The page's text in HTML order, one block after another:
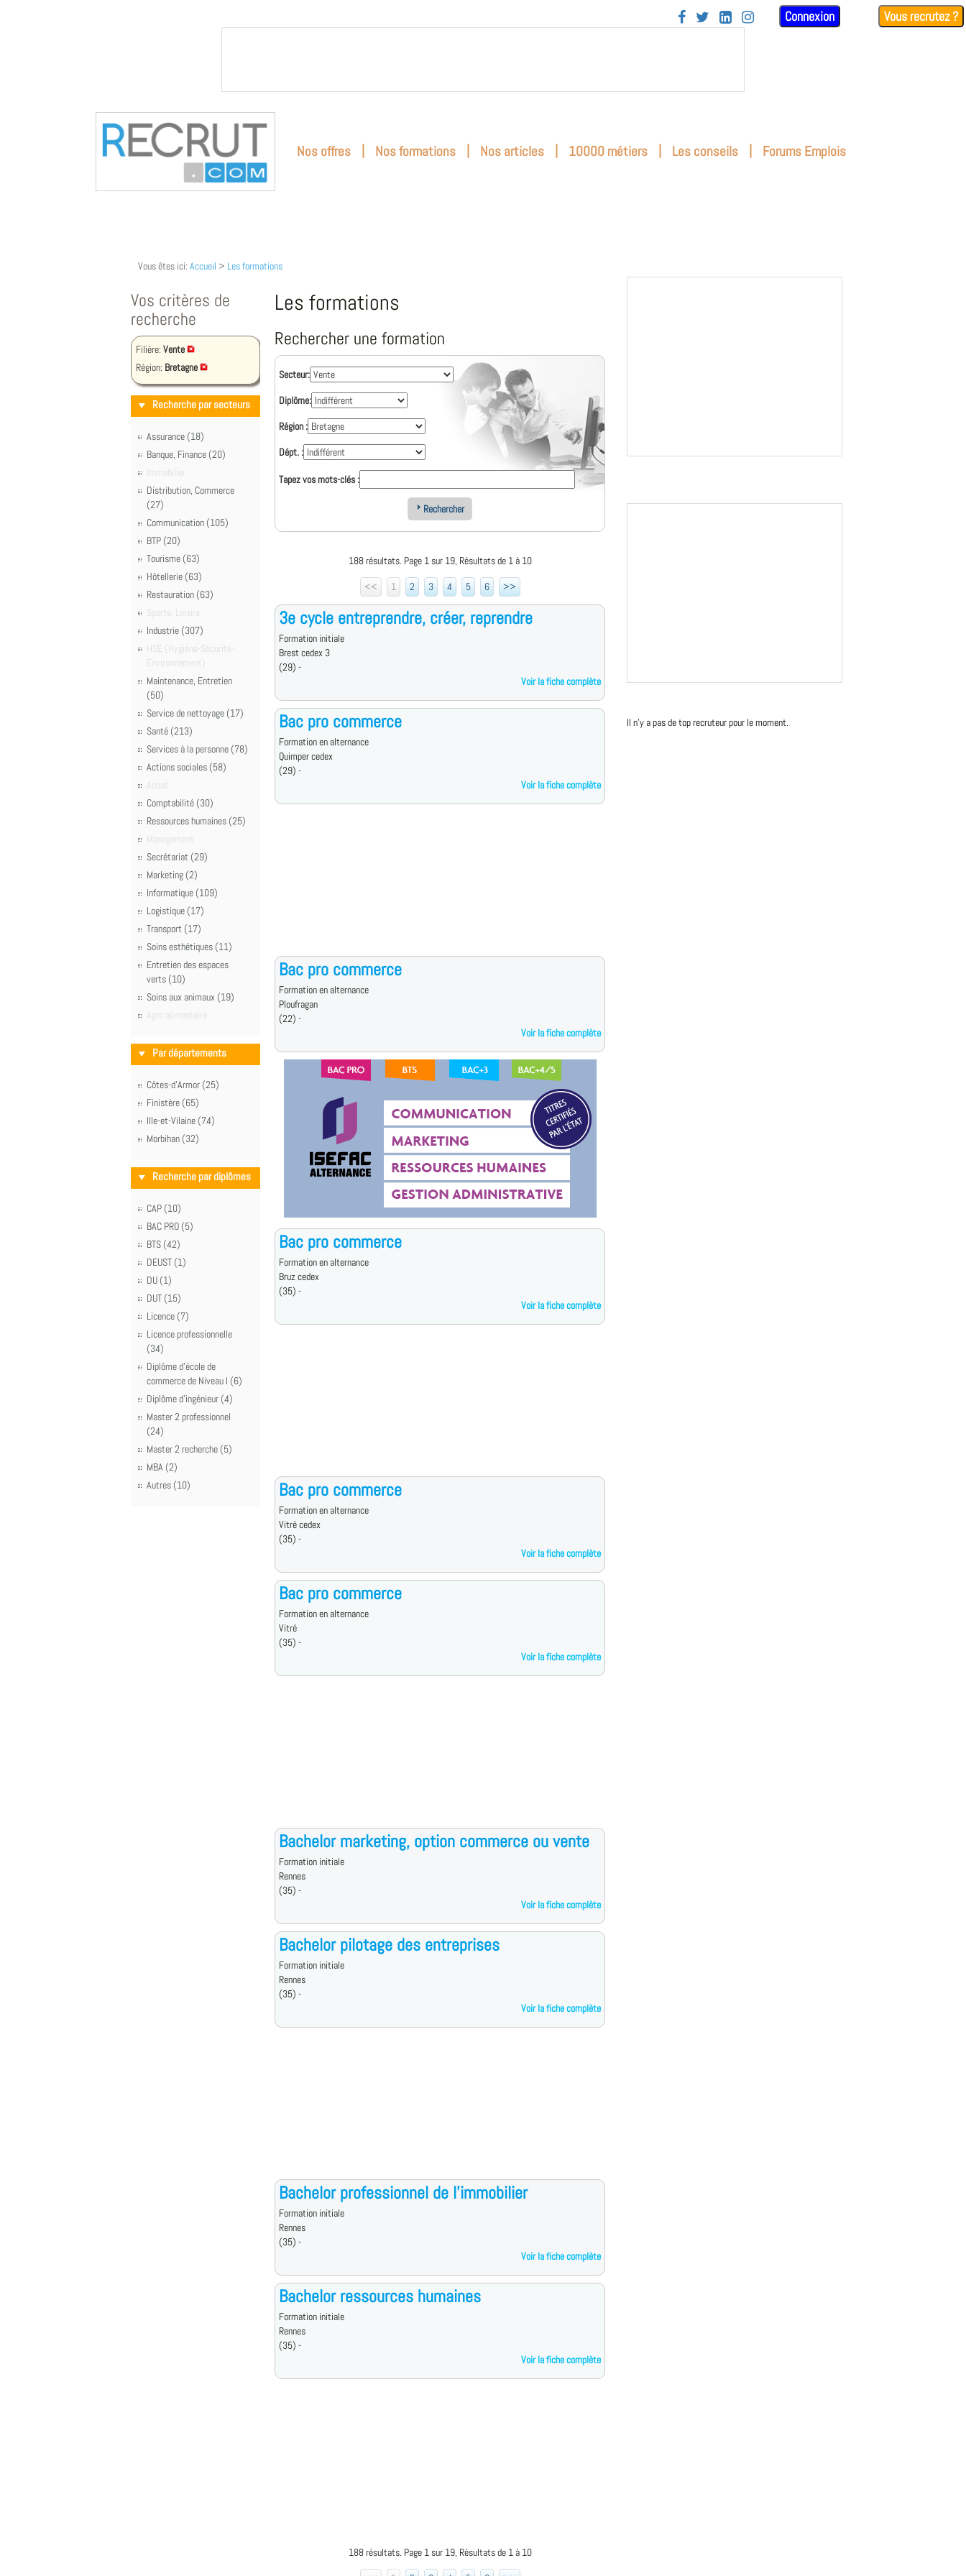
    Connexion Vous recrutez ?
Nos offres | Nos formations | Nos articles | 10000 métiers | Les conseils | Forums Emplois
Vous êtes ici: Accueil > Les formations
Vos critères de
recherche
Filière: Vente
Région: Bretagne
Recherche par secteurs
Assurance (18)
Banque, Finance (20)
Immobilier
Distribution, Commerce
(27)
Communication (105)
BTP (20)
Tourisme (63)
Hôtellerie (63)
Restauration (63)
Sports, Loisirs
Industrie (307)
HSE (Hygiène-Sécurité-
Environnement)
Maintenance, Entretien
(50)
Service de nettoyage (17)
Santé (213)
Services à la personne (78)
Actions sociales (58)
Achat
Comptabilité (30)
Ressources humaines (25)
Management
Secrétariat (29)
Marketing (2)
Informatique (109)
Logistique (17)
Transport (17)
Soins esthétiques (11)
Entretien des espaces
verts (10)
Soins aux animaux (19)
Agro alimentaire
Par départements
Côtes-d'Armor (25)
Finistère (65)
Ille-et-Vilaine (74)
Morbihan (32)
Recherche par diplômes
CAP (10)
BAC PRO (5)
BTS (42)
DEUST (1)
DU (1)
DUT (15)
Licence (7)
Licence professionnelle
(34)
Diplôme d'école de
commerce de Niveau I (6)
Diplôme d'ingénieur (4)
Master 2 professionnel
(24)
Master 2 recherche (5)
MBA (2)
Autres (10)
Les formations
Rechercher une formation
Secteur:
Diplôme:
Région :
Dépt. :
Tapez vos mots-clés :
Rechercher
188 résultats. Page 1 sur 19, Résultats de 1 à 10
<<
1 2 3 4 5 6 >>
3e cycle entreprendre, créer, reprendre
Formation initiale
Brest cedex 3
(29) -
Voir la fiche complète
Bac pro commerce
Formation en alternance
Quimper cedex
(29) -
Voir la fiche complète
Bac pro commerce
Formation en alternance
Ploufragan
(22) -
Voir la fiche complète
Bac pro commerce
Formation en alternance
Bruz cedex
(35) -
Voir la fiche complète
Bac pro commerce
Formation en alternance
Vitré cedex
(35) -
Voir la fiche complète
Bac pro commerce
Formation en alternance
Vitré
(35) -
Voir la fiche complète
Bachelor marketing, option commerce ou vente
Formation initiale
Rennes
(35) -
Voir la fiche complète
Bachelor pilotage des entreprises
Formation initiale
Rennes
(35) -
Voir la fiche complète
Bachelor professionnel de l'immobilier
Formation initiale
Rennes
(35) -
Voir la fiche complète
Bachelor ressources humaines
Formation initiale
Rennes
(35) -
Voir la fiche complète
188 résultats. Page 1 sur 19, Résultats de 1 à 10
Il n'y a pas de top recruteur pour le moment.